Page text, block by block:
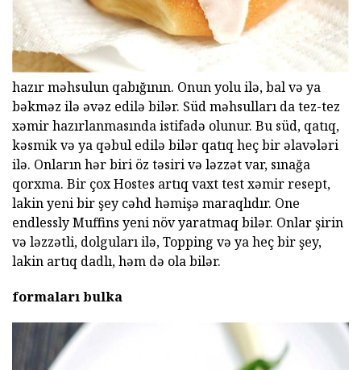
hazır məhsulun qabığının. Onun yolu ilə, bal və ya
bəkməz ilə əvəz edilə bilər. Süd məhsulları da tez-tez
xəmir hazırlanmasında istifadə olunur. Bu süd, qatıq,
kəsmik və ya qəbul edilə bilər qatıq heç bir əlavələri
ilə. Onların hər biri öz təsiri və ləzzət var, sınağa
qorxma. Bir çox Hostes artıq vaxt test xəmir resept,
lakin yeni bir şey cəhd həmişə maraqlıdır. One
endlessly Muffins yeni növ yaratmaq bilər. Onlar şirin
və ləzzətli, dolguları ilə, Topping və ya heç bir şey,
lakin artıq dadlı, həm də ola bilər.
formaları bulka